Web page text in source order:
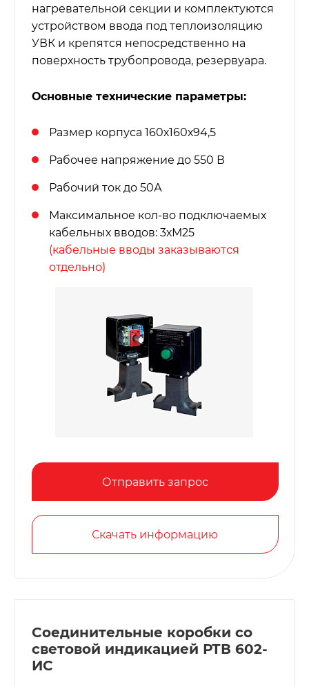
нагревательной секции и комплектуются
устройством ввода под теплоизоляцию
УВК и крепятся непосредственно на
поверхность трубопровода, резервуара.
Основные технические параметры:
Размер корпуса 160х160х94,5
Рабочее напряжение до 550 В
Рабочий ток до 50А
Максимальное кол-во подключаемых
кабельных вводов: 3хМ25
(кабельные вводы заказываются
отдельно)
Отправить запрос
Скачать информацию
Соединительные коробки со
световой индикацией РТВ 602-
ИС